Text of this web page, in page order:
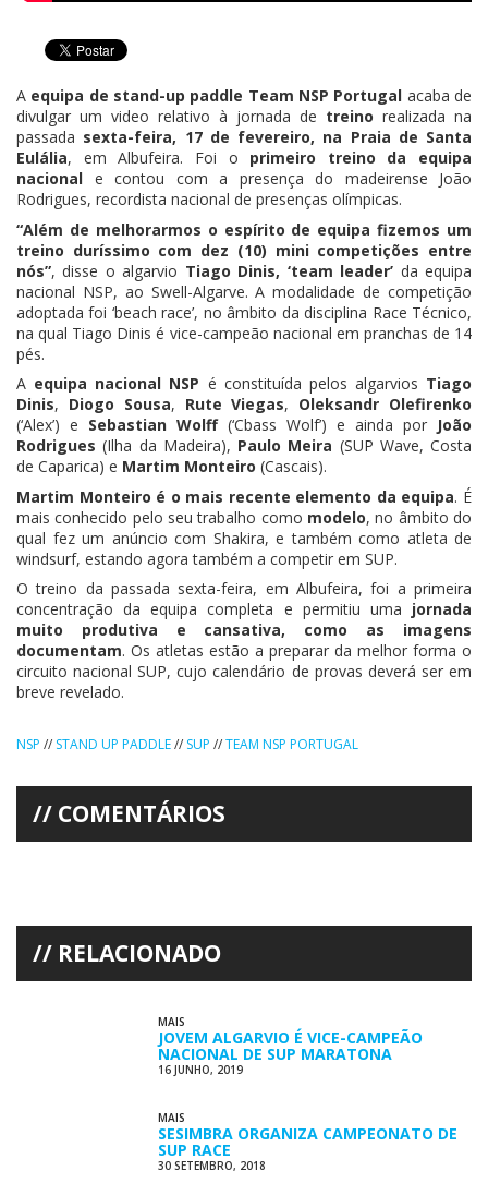
A equipa de stand-up paddle Team NSP Portugal acaba de
divulgar um video relativo à jornada de treino realizada na
passada sexta-feira, 17 de fevereiro, na Praia de Santa
Eulália, em Albufeira. Foi o primeiro treino da equipa
nacional e contou com a presença do madeirense João
Rodrigues, recordista nacional de presenças olímpicas.
“Além de melhorarmos o espírito de equipa fizemos um
treino duríssimo com dez (10) mini competições entre
nós”, disse o algarvio Tiago Dinis, ‘team leader’ da equipa
nacional NSP, ao Swell-Algarve. A modalidade de competição
adoptada foi ‘beach race’, no âmbito da disciplina Race Técnico,
na qual Tiago Dinis é vice-campeão nacional em pranchas de 14
pés.
A equipa nacional NSP é constituída pelos algarvios Tiago
Dinis, Diogo Sousa, Rute Viegas, Oleksandr Olefirenko
(‘Alex’) e Sebastian Wolff(‘Cbass Wolf’) e ainda por João
Rodrigues (Ilha da Madeira), Paulo Meira (SUP Wave, Costa
de Caparica) e Martim Monteiro (Cascais).
Martim Monteiro é o mais recente elemento da equipa. É
mais conhecido pelo seu trabalho como modelo, no âmbito do
qual fez um anúncio com Shakira, e também como atleta de
windsurf, estando agora também a competir em SUP.
O treino da passada sexta-feira, em Albufeira, foi a primeira
concentração da equipa completa e permitiu uma jornada
muito produtiva e cansativa, como as imagens
documentam. Os atletas estão a preparar da melhor forma o
circuito nacional SUP, cujo calendário de provas deverá ser em
breve revelado.
NSP // STAND UP PADDLE// SUP //TEAM NSP PORTUGAL
COMENTÁRIOS
RELACIONADO
MAIS
JOVEM ALGARVIO É VICE-CAMPEÃO
NACIONAL DE SUP MARATONA
16 JUNHO, 2019
MAIS
SESIMBRA ORGANIZA CAMPEONATO DE
SUP RACE
30 SETEMBRO, 2018